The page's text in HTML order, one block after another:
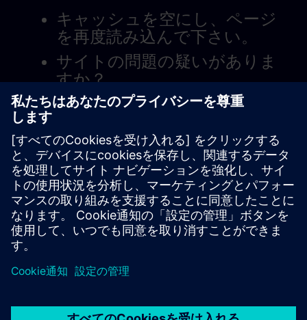
キャッシュを空にし、ページ
を再度読み込んで下さい。
サイトの問題の疑いがありま
すか？
問題を報告